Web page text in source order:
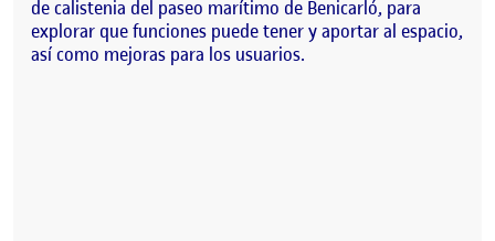
de calistenia del paseo marítimo de Benicarló, para
explorar que funciones puede tener y aportar al espacio,
así como mejoras para los usuarios.